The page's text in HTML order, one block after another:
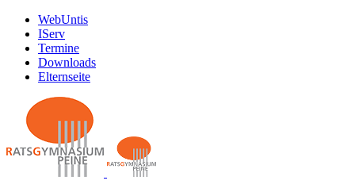
Zum
Inhalt
springen
WebUntis
IServ
Termine
Downloads
Elternseite